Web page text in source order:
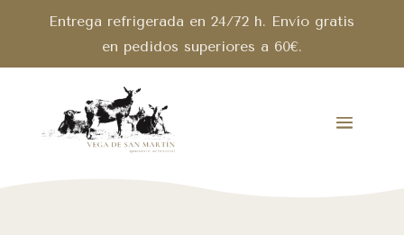
Entrega refrigerada en 24/72 h. Envío gratis
en pedidos superiores a 60€.